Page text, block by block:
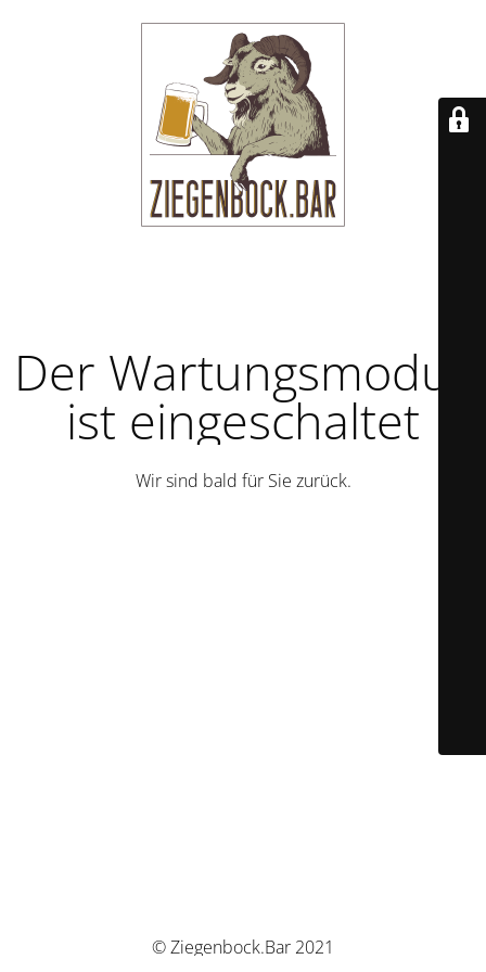
Der Wartungsmodus
ist eingeschaltet
Wir sind bald für Sie zurück.
© Ziegenbock.Bar 2021